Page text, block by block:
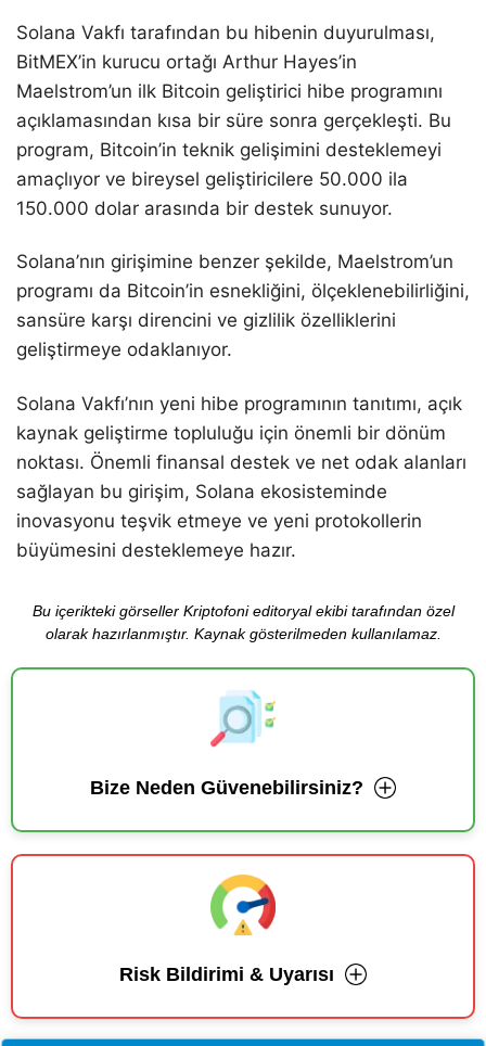
Solana Vakfı tarafından bu hibenin duyurulması,
BitMEX’in kurucu ortağı Arthur Hayes’in
Maelstrom’un ilk Bitcoin geliştirici hibe programını
açıklamasından kısa bir süre sonra gerçekleşti. Bu
program, Bitcoin’in teknik gelişimini desteklemeyi
amaçlıyor ve bireysel geliştiricilere 50.000 ila
150.000 dolar arasında bir destek sunuyor.
Solana’nın girişimine benzer şekilde, Maelstrom’un
programı da Bitcoin’in esnekliğini, ölçeklenebilirliğini,
sansüre karşı direncini ve gizlilik özelliklerini
geliştirmeye odaklanıyor.
Solana Vakfı’nın yeni hibe programının tanıtımı, açık
kaynak geliştirme topluluğu için önemli bir dönüm
noktası. Önemli finansal destek ve net odak alanları
sağlayan bu girişim, Solana ekosisteminde
inovasyonu teşvik etmeye ve yeni protokollerin
büyümesini desteklemeye hazır.
Bu içerikteki görseller Kriptofoni editoryal ekibi tarafından özel
olarak hazırlanmıştır. Kaynak gösterilmeden kullanılamaz.
Bize Neden Güvenebilirsiniz?
Risk Bildirimi & Uyarısı